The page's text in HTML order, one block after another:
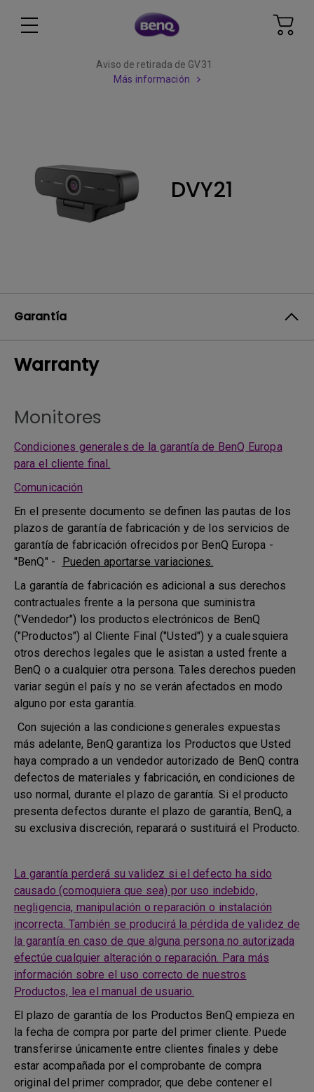
Aviso de retirada de GV31
Más información
DVY21
Garantía
Warranty
Monitores
Condiciones generales de la garantía de BenQ Europa
para el cliente final.
Comunicación
En el presente documento se definen las pautas de los
plazos de garantía de fabricación y de los servicios de
garantía de fabricación ofrecidos por BenQ Europa -
"BenQ" - Pueden aportarse variaciones.
La garantía de fabricación es adicional a sus derechos
contractuales frente a la persona que suministra
("Vendedor") los productos electrónicos de BenQ
("Productos") al Cliente Final ("Usted") y a cualesquiera
otros derechos legales que le asistan a usted frente a
BenQ o a cualquier otra persona. Tales derechos pueden
variar según el país y no se verán afectados en modo
alguno por esta garantía.
Con sujeción a las condiciones generales expuestas
más adelante, BenQ garantiza los Productos que Usted
haya comprado a un vendedor autorizado de BenQ contra
defectos de materiales y fabricación, en condiciones de
uso normal, durante el plazo de garantía. Si el producto
presenta defectos durante el plazo de garantía, BenQ, a
su exclusiva discreción, reparará o sustituirá el Producto.
La garantía perderá su validez si el defecto ha sido
causado (comoquiera que sea) por uso indebido,
negligencia, manipulación o reparación o instalación
incorrecta. También se producirá la pérdida de validez de
la garantía en caso de que alguna persona no autorizada
efectúe cualquier alteración o reparación. Para más
información sobre el uso correcto de nuestros
Productos, lea el manual de usuario.
El plazo de garantía de los Productos BenQ empieza en
la fecha de compra por parte del primer cliente. Puede
transferirse únicamente entre clientes finales y debe
estar acompañada por el comprobante de compra
original del primer comprador, que debe contener el